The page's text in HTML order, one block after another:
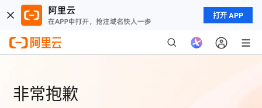
打开 APP
非常抱歉